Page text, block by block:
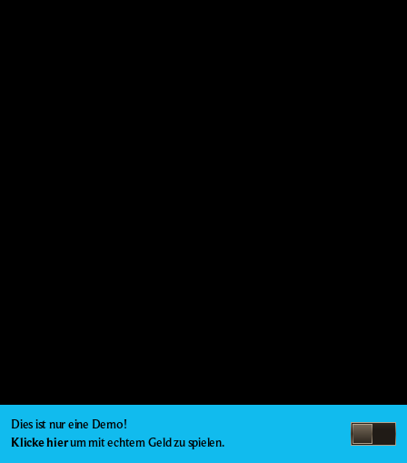
Dies ist nur eine Demo!
Klicke hierum mit echtem Geld zu spielen.